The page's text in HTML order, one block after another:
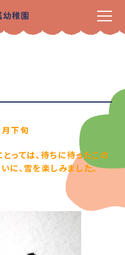
下旬
っては、待ちに待ったこの
に、雪を楽しみました。